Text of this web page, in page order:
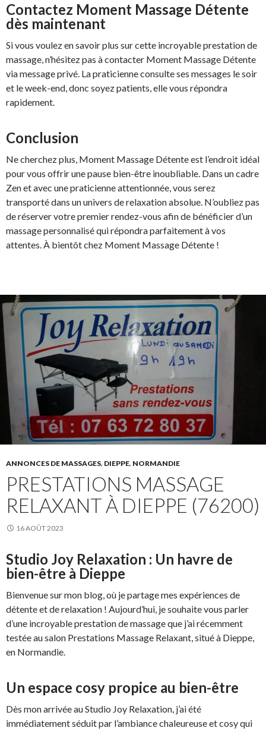
Contactez Moment Massage Détente
dès maintenant
Si vous voulez en savoir plus sur cette incroyable prestation de
massage, n’hésitez pas à contacter Moment Massage Détente
via message privé. La praticienne consulte ses messages le soir
et le week-end, donc soyez patients, elle vous répondra
rapidement.
Conclusion
Ne cherchez plus, Moment Massage Détente est l’endroit idéal
pour vous offrir une pause bien-être inoubliable. Dans un cadre
Zen et avec une praticienne attentionnée, vous serez
transporté dans un univers de relaxation absolue. N’oubliez pas
de réserver votre premier rendez-vous afin de bénéficier d’un
massage personnalisé qui répondra parfaitement à vos
attentes. À bientôt chez Moment Massage Détente !
ANNONCES DE MASSAGES, DIEPPE, NORMANDIE
PRESTATIONS MASSAGE
RELAXANT À DIEPPE (76200)
16 AOÛT 2023
Studio Joy Relaxation : Un havre de
bien-être à Dieppe
Bienvenue sur mon blog, où je partage mes expériences de
détente et de relaxation ! Aujourd’hui, je souhaite vous parler
d’une incroyable prestation de massage que j’ai récemment
testée au salon Prestations Massage Relaxant, situé à Dieppe,
en Normandie.
Un espace cosy propice au bien-être
Dès mon arrivée au Studio Joy Relaxation, j’ai été
immédiatement séduit par l’ambiance chaleureuse et cosy qui